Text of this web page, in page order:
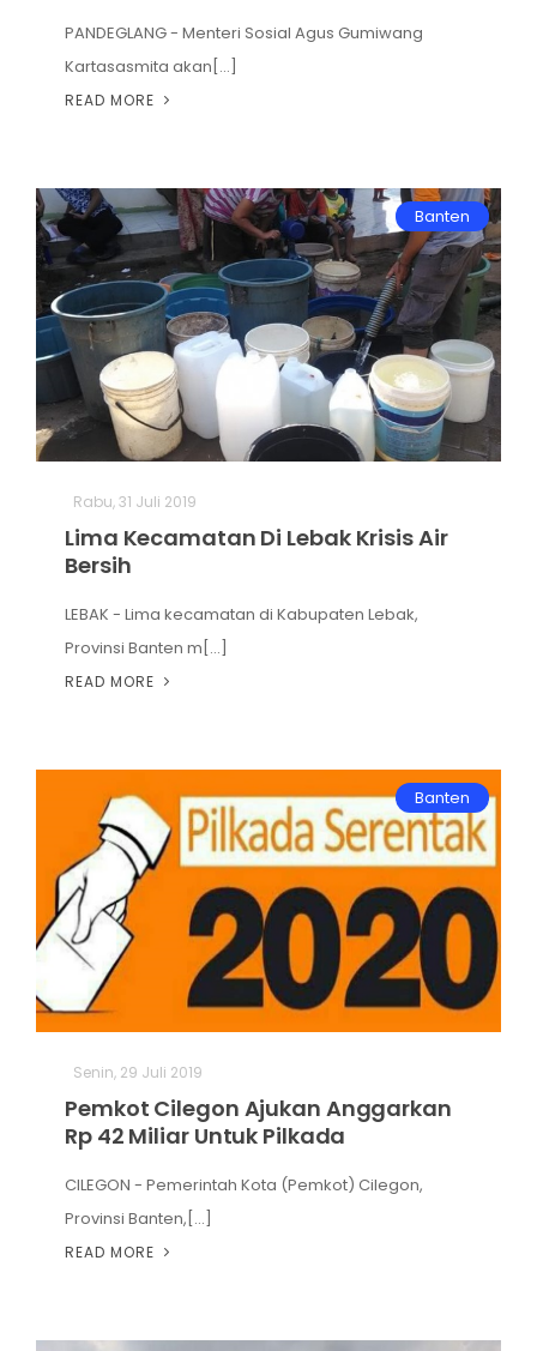
PANDEGLANG - Menteri Sosial Agus Gumiwang
Kartasasmita akan[...]
READ MORE
Banten
Rabu, 31 Juli 2019
Lima Kecamatan Di Lebak Krisis Air
Bersih
LEBAK - Lima kecamatan di Kabupaten Lebak,
Provinsi Banten m[...]
READ MORE
Banten
Senin, 29 Juli 2019
Pemkot Cilegon Ajukan Anggarkan
Rp 42 Miliar Untuk Pilkada
CILEGON - Pemerintah Kota (Pemkot) Cilegon,
Provinsi Banten,[...]
READ MORE